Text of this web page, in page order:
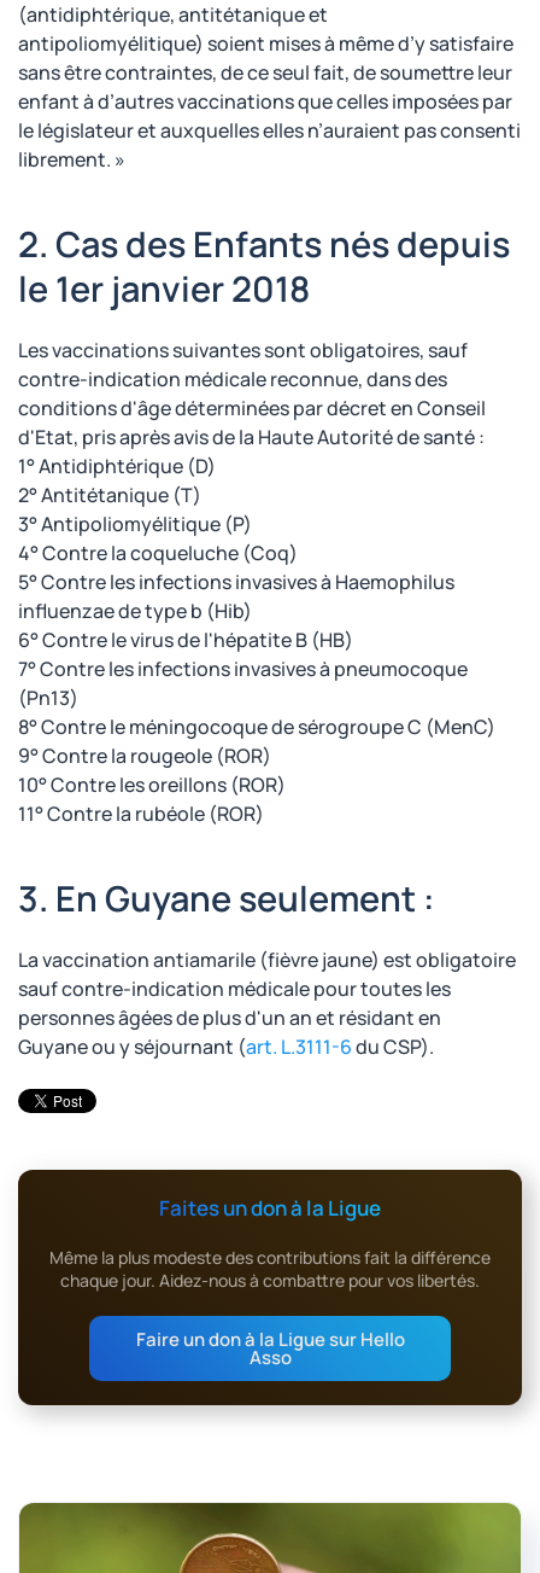
(antidiphtérique, antitétanique et
antipoliomyélitique) soient mises à même d’y satisfaire
sans être contraintes, de ce seul fait, de soumettre leur
enfant à d’autres vaccinations que celles imposées par
le législateur et auxquelles elles n’auraient pas consenti
librement. »
2. Cas des Enfants nés depuis
le 1er janvier 2018
Les vaccinations suivantes sont obligatoires, sauf
contre-indication médicale reconnue, dans des
conditions d'âge déterminées par décret en Conseil
d'Etat, pris après avis de la Haute Autorité de santé :
1° Antidiphtérique (D)
2° Antitétanique (T)
3° Antipoliomyélitique (P)
4° Contre la coqueluche (Coq)
5° Contre les infections invasives à Haemophilus
influenzae de type b (Hib)
6° Contre le virus de l'hépatite B (HB)
7° Contre les infections invasives à pneumocoque
(Pn13)
8° Contre le méningocoque de sérogroupe C (MenC)
9° Contre la rougeole (ROR)
10° Contre les oreillons (ROR)
11° Contre la rubéole (ROR)
3. En Guyane seulement :
La vaccination antiamarile (fièvre jaune) est obligatoire
sauf contre-indication médicale pour toutes les
personnes âgées de plus d'un an et résidant en
Guyane ou y séjournant (art. L.3111-6du CSP).
Faites un don à la Ligue
Même la plus modeste des contributions fait la différence
chaque jour. Aidez-nous à combattre pour vos libertés.
Faire un don à la Ligue sur Hello
Asso